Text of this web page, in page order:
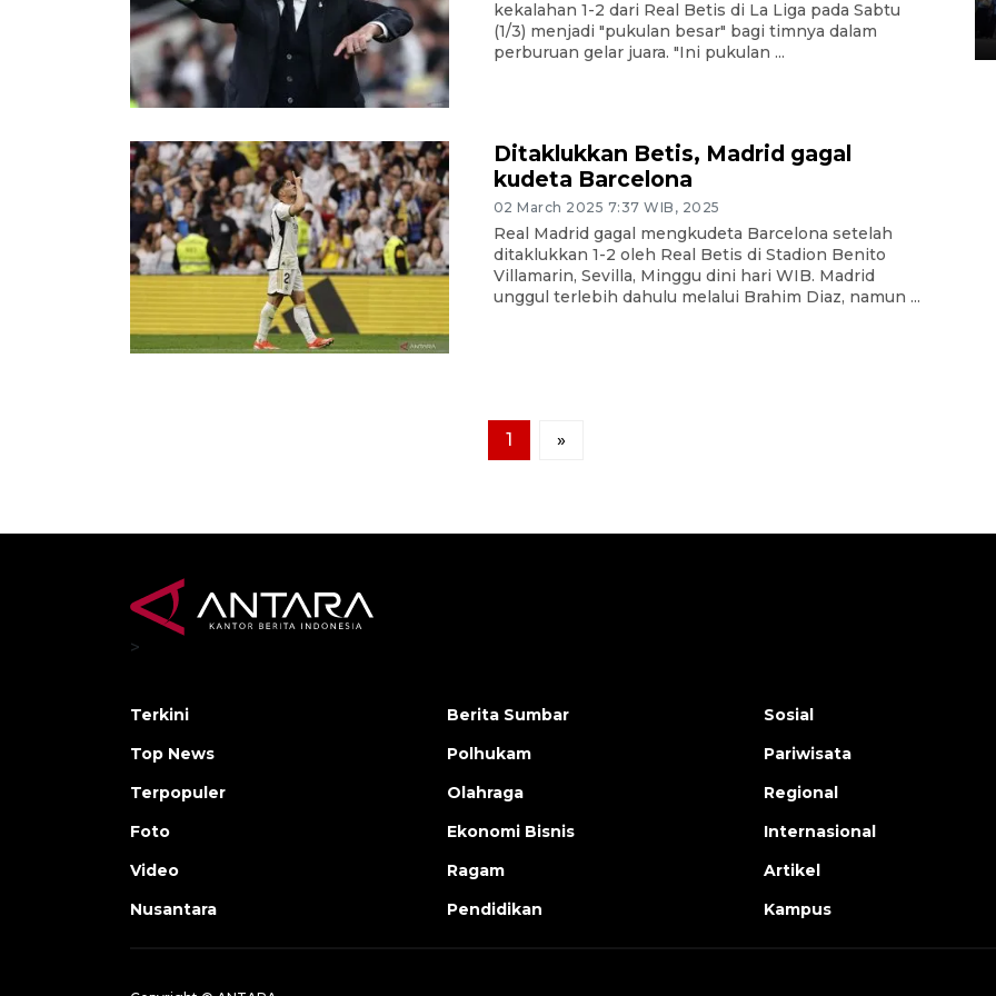
kekalahan 1-2 dari Real Betis di La Liga pada Sabtu
(1/3) menjadi "pukulan besar" bagi timnya dalam
perburuan gelar juara. "Ini pukulan ...
Ditaklukkan Betis, Madrid gagal
kudeta Barcelona
02 March 2025 7:37 WIB, 2025
Real Madrid gagal mengkudeta Barcelona setelah
ditaklukkan 1-2 oleh Real Betis di Stadion Benito
Villamarin, Sevilla, Minggu dini hari WIB. Madrid
unggul terlebih dahulu melalui Brahim Diaz, namun ...
1 »
05 August 2026 10:35 WIB
>
Terkini
Top News
Terpopuler
Foto
Video
Nusantara
Berita Sumbar
Polhukam
Olahraga
Ekonomi Bisnis
Ragam
Pendidikan
Sosial
Pariwisata
Regional
Internasional
Artikel
Kampus